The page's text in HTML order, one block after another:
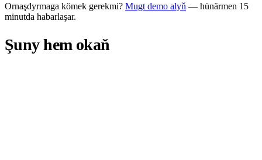
Ornaşdyrmaga kömek gerekmi? Mugt demo alyň — hünärmen 15
minutda habarlaşar.
Şuny hem okaň